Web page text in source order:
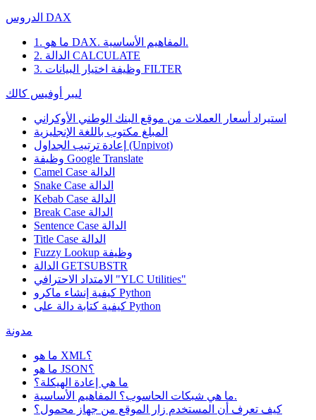
الدروس DAX
1. ما هو DAX. المفاهيم الأساسية.
2. الدالة CALCULATE
3. وظيفة اختيار البيانات FILTER
ليبر أوفيس كالك
استيراد أسعار العملات من موقع البنك الوطني الأوكراني
المبلغ مكتوب باللغة الإنجليزية
إعادة ترتيب الجداول (Unpivot)
Google Translate
Camel Case الدالة
Snake Case الدالة
Kebab Case الدالة
Break Case الدالة
Sentence Case الدالة
Title Case الدالة
Fuzzy Lookup وظيفة
الدالة GETSUBSTR
الامتداد الاحترافي "YLC Utilities"
كيفية إنشاء ماكرو Python
كيفية كتابة دالة على Python
مدونة
ما هو XML؟
ما هو JSON؟
ما هي إعادة الهيكلة؟
ما هي شبكات الحاسوب؟ المفاهيم الأساسية.
كيف تعرف أن المستخدم زار الموقع من جهاز محمول؟